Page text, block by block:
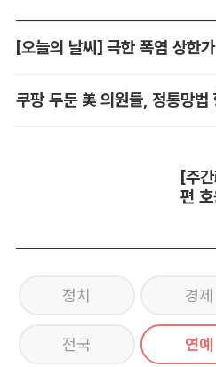
[주
편
정치 경제
전국 연예